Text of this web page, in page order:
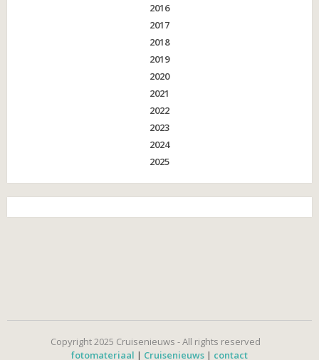
2016
2017
2018
2019
2020
2021
2022
2023
2024
2025
Copyright 2025 Cruisenieuws - All rights reserved
fotomateriaal | Cruisenieuws | contact